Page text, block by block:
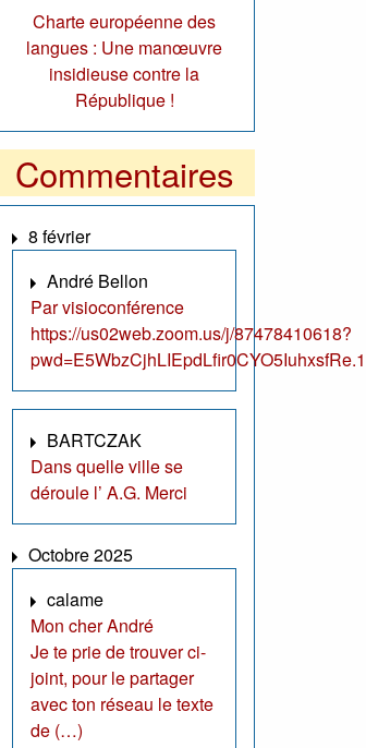
Charte européenne des
langues : Une manœuvre
insidieuse contre la
République !
Commentaires
8 février
André Bellon
Par visioconférence
https://us02web.zoom.us/j/87478410618?
BARTCZAK
Dans quelle ville se
déroule l’ A.G. Merci
Octobre 2025
calame
Mon cher André
Je te prie de trouver ci-
joint, pour le partager
avec ton réseau le texte
de (…)